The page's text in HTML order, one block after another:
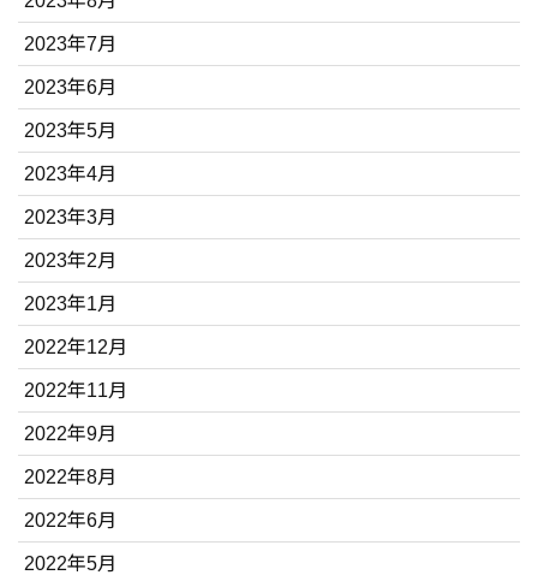
2023年7月
2023年6月
2023年5月
2023年4月
2023年3月
2023年2月
2023年1月
2022年12月
2022年11月
2022年9月
2022年8月
2022年6月
2022年5月